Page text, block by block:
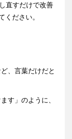
直すだけで改善
ください。
、言葉だけだと
す」のように、